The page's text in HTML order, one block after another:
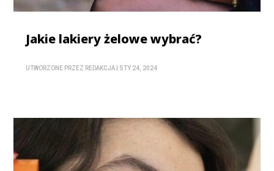
Jakie lakiery żelowe wybrać?
UTWORZONE PRZEZ REDAKCJA STY 24, 2024